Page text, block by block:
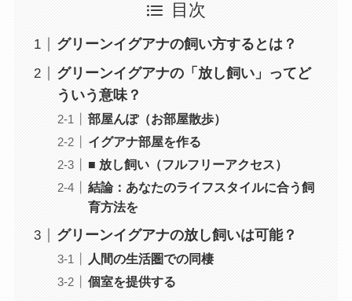
目次
グリーンイグアナの飼い方するとは？
グリーンイグアナの「放し飼い」ってど
ういう意味？
部屋んぽ（お部屋散歩）
イグアナ部屋を作る
■ 放し飼い（フルフリーアクセス）
結論：あなたのライフスタイルに合う飼
育方法を
グリーンイグアナの放し飼いは可能？
人間の生活圏での同棲
個室を提供する